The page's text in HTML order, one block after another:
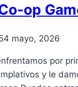
op
4 mayo, 2026
por
y le